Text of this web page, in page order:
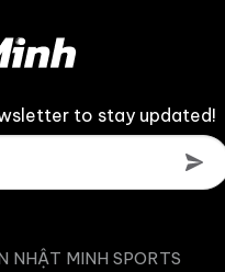
to stay updated!
NHẬT MINH SPORTS